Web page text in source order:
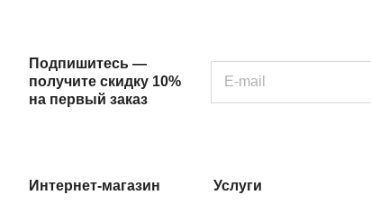
Подпишитесь —
получите скидку 10%
на первый заказ
Интернет-магазин Услуги